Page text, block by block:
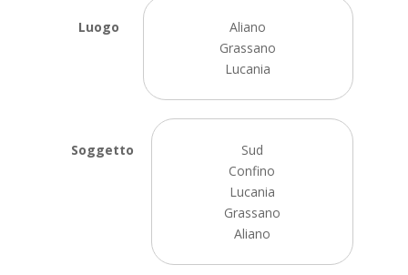
Luogo
Aliano
Grassano
Lucania
Soggetto
Sud
Confino
Lucania
Grassano
Aliano